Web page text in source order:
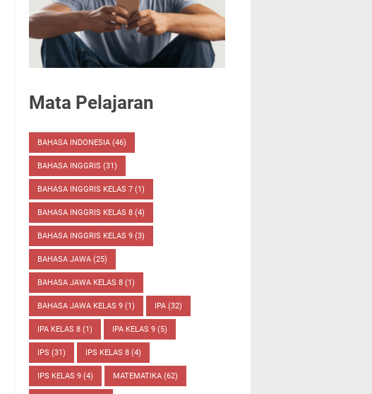
Mata Pelajaran
BAHASA INDONESIA (46)
BAHASA INGGRIS (31)
BAHASA INGGRIS KELAS 7 (1)
BAHASA INGGRIS KELAS 8 (4)
BAHASA INGGRIS KELAS 9 (3)
BAHASA JAWA (25)
BAHASA JAWA KELAS 8 (1)
BAHASA JAWA KELAS 9 (1) IPA (32)
IPA KELAS 8 (1) IPA KELAS 9 (5)
IPS (31) IPS KELAS 8 (4)
IPS KELAS 9 (4) MATEMATIKA (62)